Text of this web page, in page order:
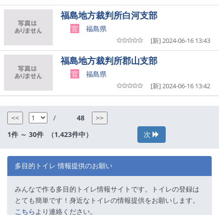
福島地方裁判所白河支部
官 福島県
[新] 2024-06-16 13:43
福島地方裁判所郡山支部
官 福島県
[新] 2024-06-16 13:42
/
1件 ～ 30件 （1,423件中）
次
多目的トイレ 情報提供のお願い
みんなで作る多目的トイレ情報サイトです。トイレの登録は
とても簡単です！身近なトイレの情報提供をお願いします。
こちらより連絡ください。